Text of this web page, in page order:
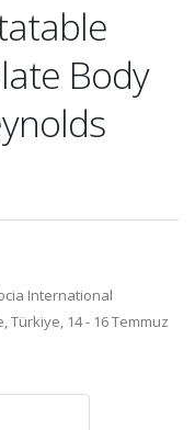
Body
International
Türkiye, 14 - 16 Temmuz